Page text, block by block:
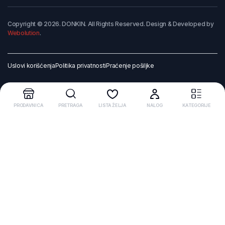
Copyright © 2026. DONKIN. All Rights Reserved. Design & Developed by
Webolution.
Uslovi korišćenjaPolitika privatnostiPraćenje pošiljke
PRODAVNICA PRETRAGA LISTA ŽELJA NALOG KATEGORIJE